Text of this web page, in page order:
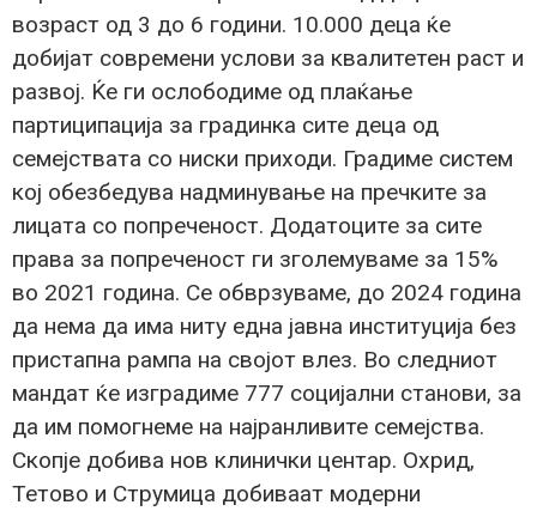
возраст од 3 до 6 години. 10.000 деца ќе
добијат современи услови за квалитетен раст и
развој. Ќе ги ослободиме од плаќање
партиципација за градинка сите деца од
семејствата со ниски приходи. Градиме систем
кој обезбедува надминување на пречките за
лицата со попреченост. Додатоците за сите
права за попреченост ги зголемуваме за 15%
во 2021 година. Се обврзуваме, до 2024 година
да нема да има ниту една јавна институција без
пристапна рампа на својот влез. Во следниот
мандат ќе изградиме 777 социјални станови, за
да им помогнеме на најранливите семејства.
Скопје добива нов клинички центар. Охрид,
Тетово и Струмица добиваат модерни